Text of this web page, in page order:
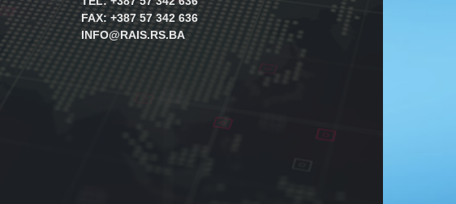
FAX: +387 57 342 636
INFO@RAIS.RS.BA